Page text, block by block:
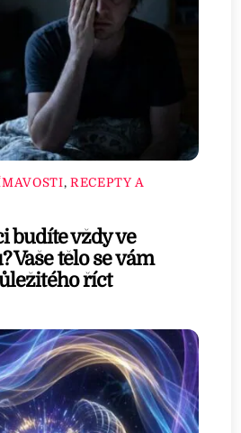
, RECEPTY A
budíte vždy ve
Vaše tělo se vám
říct